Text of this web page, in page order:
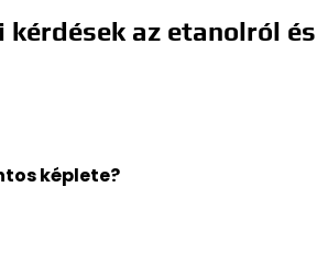
kérdések az etanolról és
képlete?